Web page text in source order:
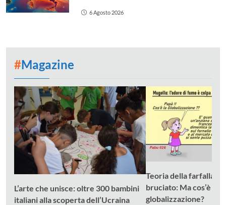
6 Agosto 2026
#Magazine
L’arte che unisce: oltre 300 bambini
italiani alla scoperta dell’Ucraina
Teoria della farfalla e
bruciato: Ma cos’è
globalizzazione?